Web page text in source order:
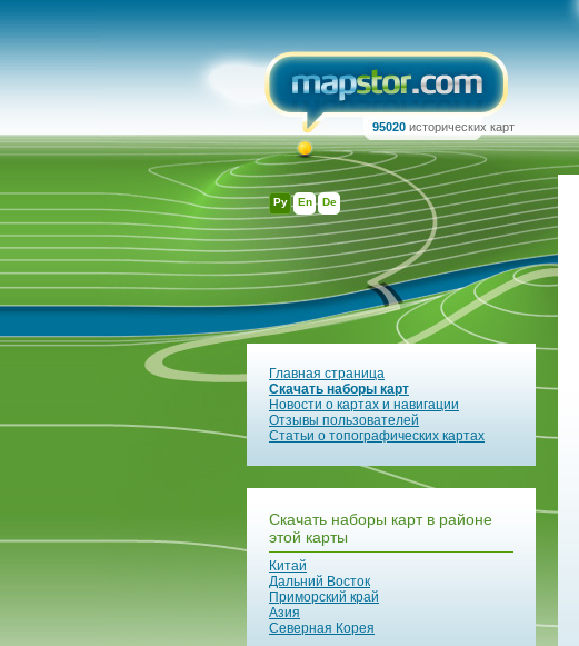
Ру En De
95020 исторических карт
Главная страница
Скачать наборы карт
Новости о картах и навигации
Отзывы пользователей
Статьи о топографических картах
Скачать наборы карт в районе
этой карты
Китай
Дальний Восток
Приморский край
Азия
Северная Корея